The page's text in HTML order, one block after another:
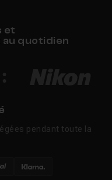
et
quotidien
pendant toute la